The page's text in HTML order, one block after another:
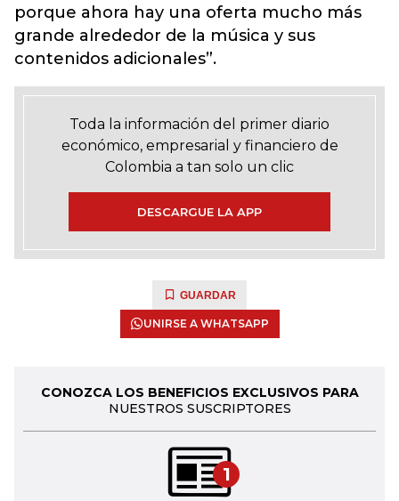
porque ahora hay una oferta mucho más
grande alrededor de la música y sus
contenidos adicionales”.
Toda la información del primer diario
económico, empresarial y financiero de
Colombia a tan solo un clic
DESCARGUE LA APP
GUARDAR
UNIRSE A WHATSAPP
CONOZCA LOS BENEFICIOS EXCLUSIVOS PARA
NUESTROS SUSCRIPTORES
1